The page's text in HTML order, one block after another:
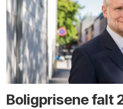
Boligprisene falt